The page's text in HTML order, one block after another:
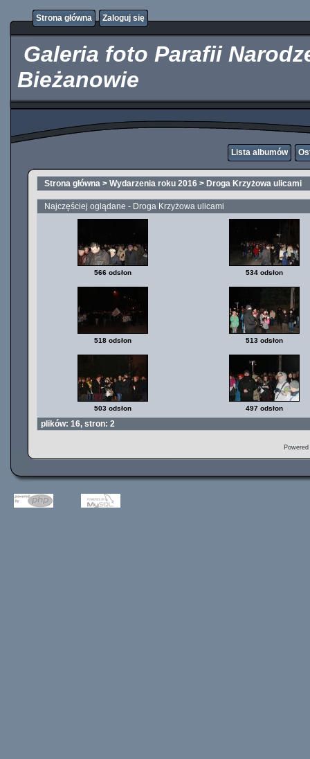
Strona główna
Zaloguj się
Galeria foto Parafii
Bieżanowie
Lista albumów
Strona główna > Wydarzenia roku 2016 > Droga Krzyżowa ulicami
Najczęściej oglądane - Droga Krzyżowa ulicami
566 odsłon 534 odsłon
518 odsłon 513 odsłon
503 odsłon 497 odsłon
plików: 16, stron: 2